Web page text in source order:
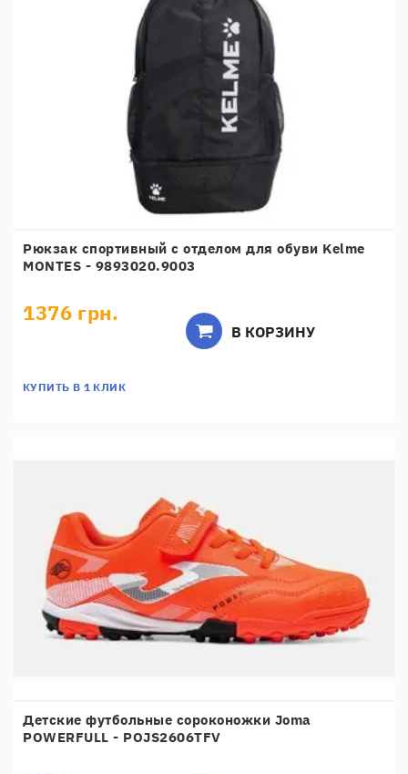
Рюкзак спортивный с отделом для обуви Kelme
MONTES - 9893020.9003
1376 грн.
КУПИТЬ В 1 КЛИК
В КОРЗИНУ
Детские футбольные сороконожки Joma
POWERFULL - POJS2606TFV